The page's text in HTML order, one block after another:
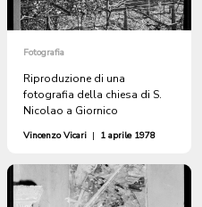
Fotografia
Riproduzione di una
fotografia della chiesa di S.
Nicolao a Giornico
Vincenzo Vicari | 1 aprile 1978